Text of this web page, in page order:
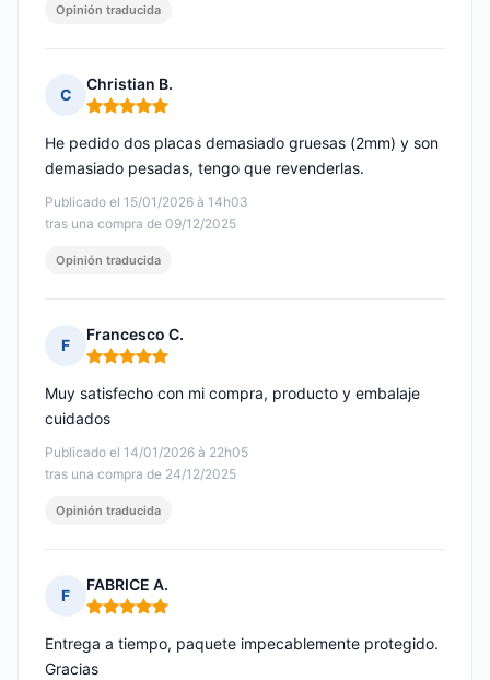
Opinión traducida
C
Christian B.
Nota: 5 de 5
Publicado el 15/01/2026 à 14h03
tras una compra de 09/12/2025
He pedido dos placas demasiado gruesas (2mm) y son
demasiado pesadas, tengo que revenderlas.
Opinión traducida
F
Francesco C.
Nota: 5 de 5
Publicado el 14/01/2026 à 22h05
tras una compra de 24/12/2025
Muy satisfecho con mi compra, producto y embalaje
cuidados
Opinión traducida
F
FABRICE A.
Nota: 5 de 5
Entrega a tiempo, paquete impecablemente protegido.
Gracias